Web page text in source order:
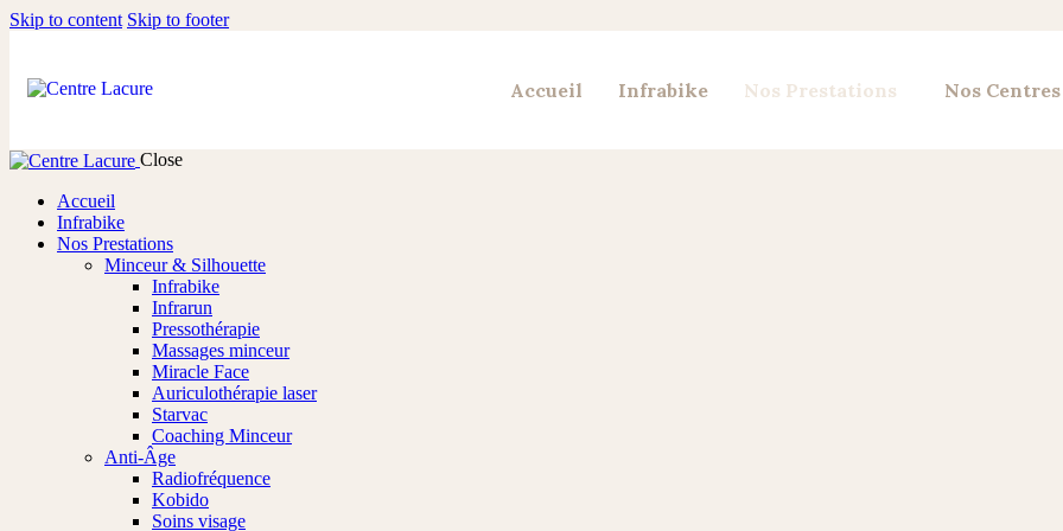
Skip to content Skip to footer
Accueil Infrabike Nos Prestations Nos Centres
Close
Accueil
Infrabike
Nos Prestations
Minceur & Silhouette
Infrabike
Infrarun
Pressothérapie
Massages minceur
Miracle Face
Auriculothérapie laser
Starvac
Coaching Minceur
Anti-Âge
Radiofréquence
Kobido
Soins visage